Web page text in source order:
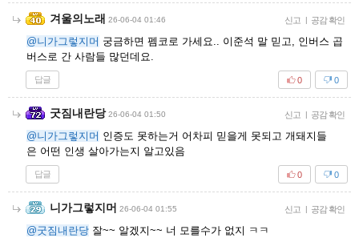
겨울의노래 26-06-04 01:46 신고 공감 확인
@니가그렇지머 궁금하면 펨코로 가세요.. 이준석 말 믿고, 인버스 곱
버스로 간 사람들 많던데요.
답글 0
0
굿짐내란당 26-06-04 01:50 신고 공감 확인
@니가그렇지머 인증도 못하는거 어차피 믿을게 못되고 개돼지들
은 어떤 인생 살아가는지 알고있음
답글 0
0
니가그렇지머 26-06-04 01:55 신고 공감 확인
@굿짐내란당 잘~~ 알겠지~~ 너 모를수가 없지 ㅋㅋ